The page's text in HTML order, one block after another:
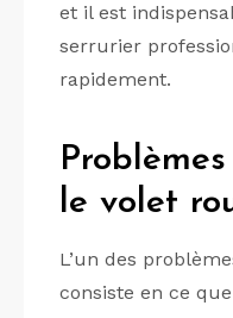
et il est
serrurier
rapidement.
le volet
L’un des
consiste en ce